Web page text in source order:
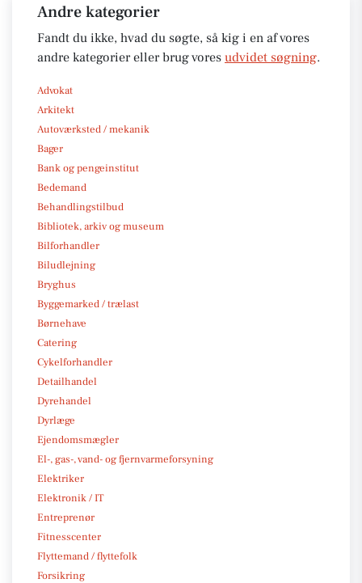
Andre kategorier
Fandt du ikke, hvad du søgte, så kig i en af vores
andre kategorier eller brug vores udvidet søgning.
Advokat
Arkitekt
Autoværksted / mekanik
Bager
Bank og pengeinstitut
Bedemand
Behandlingstilbud
Bibliotek, arkiv og museum
Bilforhandler
Biludlejning
Bryghus
Byggemarked / trælast
Børnehave
Catering
Cykelforhandler
Detailhandel
Dyrehandel
Dyrlæge
Ejendomsmægler
El-, gas-, vand- og fjernvarmeforsyning
Elektriker
Elektronik / IT
Entreprenør
Fitnesscenter
Flyttemand / flyttefolk
Forsikring